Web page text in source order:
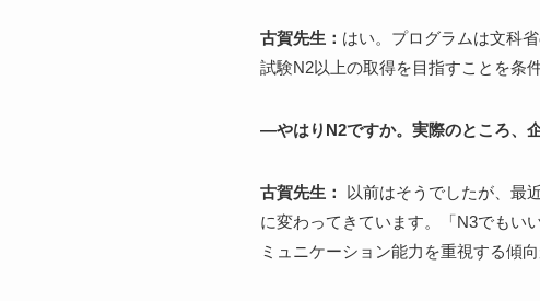
古賀先生： はい。プログラムは文科
試験N2以上の取得を目指すことを条
―やはりN2ですか。実際のところ、
古賀先生：
以前はそうでしたが、最
に変わってきています。「N3でもい
ミュニケーション能力を重視する傾